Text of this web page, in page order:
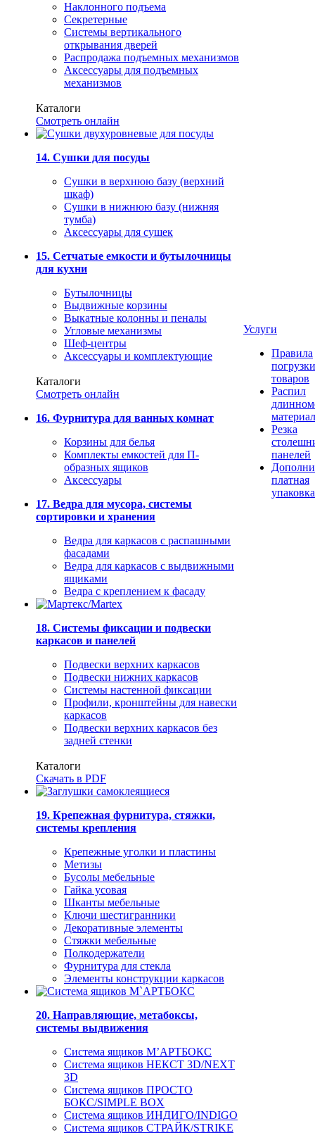
Наклонного подъема
Секретерные
Системы вертикального
открывания дверей
Распродажа подъемных механизмов
Аксессуары для подъемных
механизмов
Каталоги
Смотреть онлайн
14. Сушки для посуды
Сушки в верхнюю базу (верхний
шкаф)
Сушки в нижнюю базу (нижняя
тумба)
Аксессуары для сушек
15. Сетчатые емкости и бутылочницы
для кухни
Бутылочницы
Выдвижные корзины
Выкатные колонны и пеналы
Угловые механизмы
Шеф-центры
Аксессуары и комплектующие
Каталоги
Смотреть онлайн
16. Фурнитура для ванных комнат
Корзины для белья
Комплекты емкостей для П-
образных ящиков
Аксессуары
17. Ведра для мусора, системы
сортировки и хранения
Ведра для каркасов с распашными
фасадами
Ведра для каркасов с выдвижными
ящиками
Ведра с креплением к фасаду
18. Системы фиксации и подвески
каркасов и панелей
Подвески верхних каркасов
Подвески нижних каркасов
Системы настенной фиксации
Профили, кронштейны для навески
каркасов
Подвески верхних каркасов без
задней стенки
Каталоги
Скачать в PDF
19. Крепежная фурнитура, стяжки,
системы крепления
Крепежные уголки и пластины
Метизы
Бусолы мебельные
Гайка усовая
Шканты мебельные
Ключи шестигранники
Декоративные элементы
Стяжки мебельные
Полкодержатели
Фурнитура для стекла
Элементы конструкции каркасов
20. Направляющие, метабоксы,
системы выдвижения
Система ящиков М’АРТБОКС
Система ящиков НЕКСТ 3D/NEXT
3D
Система ящиков ПРОСТО
БОКС/SIMPLE BOX
Система ящиков ИНДИГО/INDIGO
Система ящиков СТРАЙК/STRIKE
Услуги
Правила
погрузки
товаров
Распил
Резка
панелей
платная
упаковка